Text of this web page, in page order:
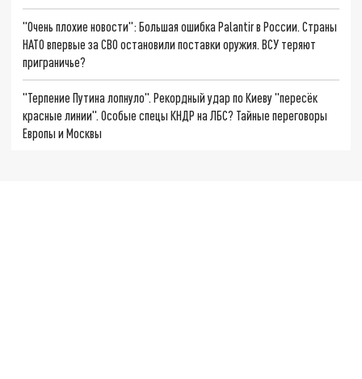
"Очень плохие новости": Большая ошибка Palantir в России. Страны
НАТО впервые за СВО остановили поставки оружия. ВСУ теряют
приграничье?
"Терпение Путина лопнуло". Рекордный удар по Киеву "пересёк
красные линии". Особые спецы КНДР на ЛБС? Тайные переговоры
Европы и Москвы